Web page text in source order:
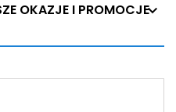
OKAZJE I PROMOCJE